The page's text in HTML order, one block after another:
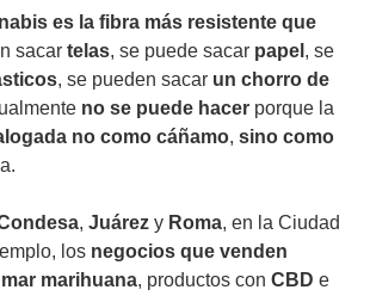
es la fibra más resistente que
sacar telas, se puede sacar papel , se
, se pueden sacar un chorro de
no se puede hacer porque la
no como cáñamo, sino como
, Juárez y Roma, en la Ciudad
los negocios que venden
marihuana, productos con CBD e